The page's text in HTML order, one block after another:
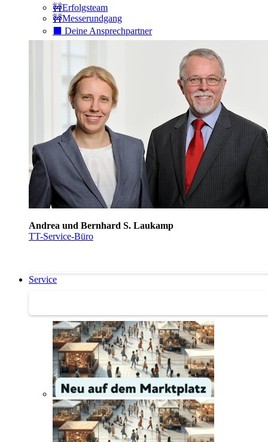
🚧Erfolgsteam
🚧Messerundgang
⬛️ Deine Ansprechpartner
Andrea und Bernhard S. Laukamp
TT-Service-Büro
Service